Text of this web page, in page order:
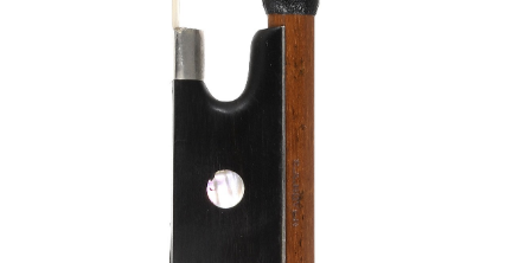
Mis ordenes
Lista de deseos
Violines niños
Arcos de violín
Arcos de violonchelo
Accesorios